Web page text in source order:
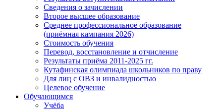
Сведения о зачислении
Второе высшее образование
Среднее профессиональное образование
(приёмная кампания 2026)
Стоимость обучения
Перевод, восстановление и отчисление
Результаты приёма 2011-2025 гг.
Кутафинская олимпиада школьников по праву
Для лиц с ОВЗ и инвалидностью
Целевое обучение
Обучающимся
Учёба